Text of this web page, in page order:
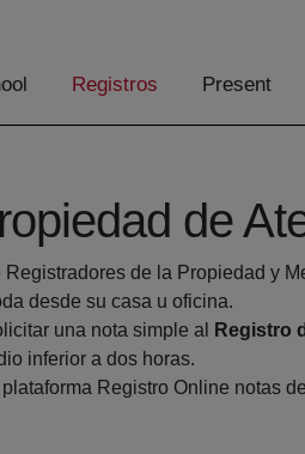
Registros Present
de
de la Propiedad y
desde su casa u oficina.
una nota simple al
Registro
inferior a dos horas.
Registro Online notas